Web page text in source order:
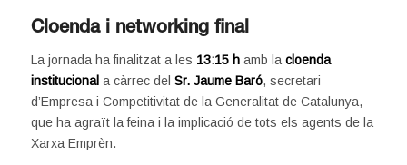
Cloenda i networking final
La jornada ha finalitzat a les 13:15 hamb la cloenda
institucional a càrrec del Sr. Jaume Baró, secretari
d’Empresa i Competitivitat de la Generalitat de Catalunya,
que ha agraït la feina i la implicació de tots els agents de la
Xarxa Emprèn.